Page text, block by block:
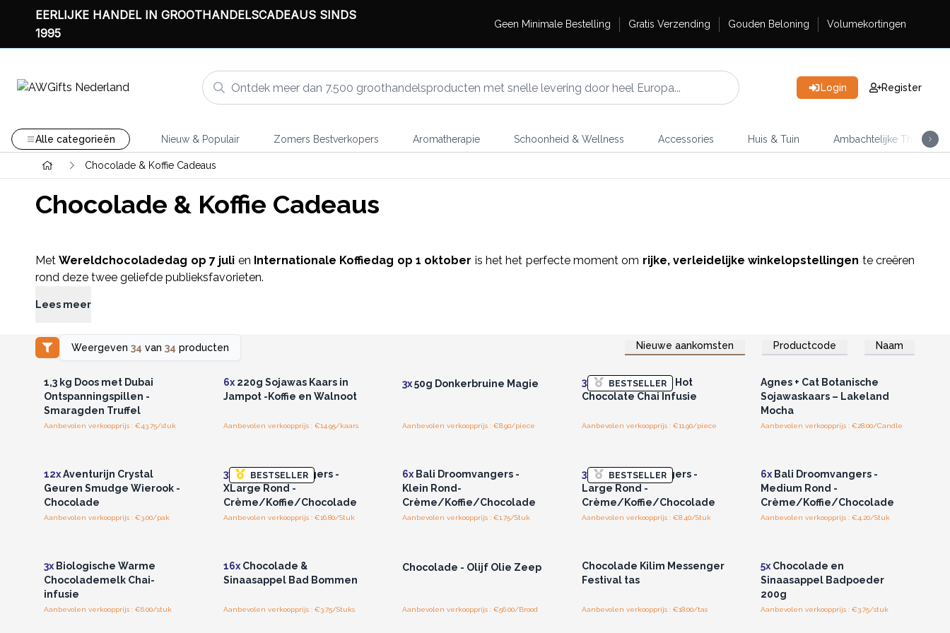
EERLIJKE HANDEL IN GROOTHANDELSCADEAUS SINDS
1995
Geen Minimale Bestelling Gratis Verzending Gouden Beloning Volumekortingen
Login Register
Alle categorieën Nieuw & Populair Zomers Bestverkopers Aromatherapie Schoonheid & Wellness Accessories Huis & Tuin Ambachtelijke Thee
Chocolade & Koffie Cadeaus
Chocolade & Koffie Cadeaus
MetWereldchocoladedag op 7 juli en Internationale Koffiedag op 1 oktober is het het perfecte moment om rijke, verleidelijke winkelopstellingen te creëren
rond deze twee geliefde publieksfavorieten.
Lees meer
Weergeven 34 van 34 producten Nieuwe aankomsten Productcode Naam
Log in of registreer u voor
groothandelsprijzen.
1,3 kg Doos met Dubai
Ontspanningspillen -
Smaragden Truffel
Aanbevolen verkoopprijs : €43.75/stuk
6x220g Sojawas Kaars in
Jampot -Koffie en Walnoot
Aanbevolen verkoopprijs : €14.95/kaars
3x50g Donkerbruine Magie
Aanbevolen verkoopprijs : €8.90/piece
BESTSELLER
Log in of registreer u voor
groothandelsprijzen.
3x
50g Organische Hot
Chocolate Chai Infusie
Aanbevolen verkoopprijs : €11.90/piece
Log in of registreer u voor
groothandelsprijzen.
Agnes + Cat Botanische
Sojawaskaars – Lakeland
Mocha
Aanbevolen verkoopprijs : €28.00/Candle
12xAventurijn Crystal
Geuren Smudge Wierook -
Chocolade
Aanbevolen verkoopprijs : €3.00/pak
BESTSELLER
3x Bali Droomvangers -
XLarge Rond -
Crème/Koffie/Chocolade
Aanbevolen verkoopprijs : €16.80/Stuk
6x Bali Droomvangers -
Klein Rond-
Crème/Koffie/Chocolade
Aanbevolen verkoopprijs : €1.75/Stuk
BESTSELLER
3x
Bali Droomvangers -
Large Rond -
Crème/Koffie/Chocolade
Aanbevolen verkoopprijs : €8.40/Stuk
6x Bali Droomvangers -
Medium Rond -
Crème/Koffie/Chocolade
Aanbevolen verkoopprijs : €4.20/Stuk
3x Biologische Warme
Chocolademelk Chai-
infusie
Aanbevolen verkoopprijs : €6.00/stuk
16xChocolade &
Sinaasappel Bad Bommen
Aanbevolen verkoopprijs : €3.75/Stuks
Chocolade - Olijf Olie Zeep
Aanbevolen verkoopprijs : €56.00/Brood
Chocolade Kilim Messenger
Festival tas
Aanbevolen verkoopprijs : €18.00/tas
5x Chocolade en
Sinaasappel Badpoeder
200g
Aanbevolen verkoopprijs : €3.75/stuk